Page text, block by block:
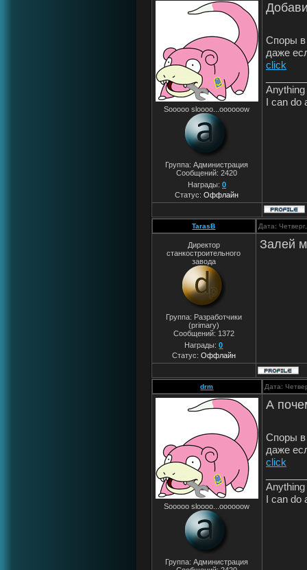
Sooooo sloooo...oooooow
Группа: Администрация
Сообщений:2420
Награды: 0
Статус:Оффлайн
Споры в
даже
click
I can do
TarasB Дата:
Директор
станкостроительного
завода
Группа: Разработчики
(primary)
Сообщений: 1372
Награды:0
Статус: Оффлайн
Залей
drm Дата:
Sooooo sloooo...oooooow
Группа: Администрация
А
Споры в
даже
click
I can do